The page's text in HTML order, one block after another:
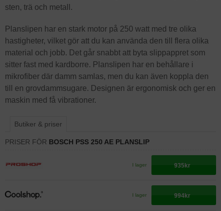
sten, trä och metall.
Planslipen har en stark motor på 250 watt med tre olika
hastigheter, vilket gör att du kan använda den till flera olika
material och jobb. Det går snabbt att byta slippappret som
sitter fast med kardborre. Planslipen har en behållare i
mikrofiber där damm samlas, men du kan även koppla den
till en grovdammsugare. Designen är ergonomisk och ger en
maskin med få vibrationer.
Butiker & priser
PRISER FÖR BOSCH PSS 250 AE PLANSLIP
I lager 935kr
I lager 994kr